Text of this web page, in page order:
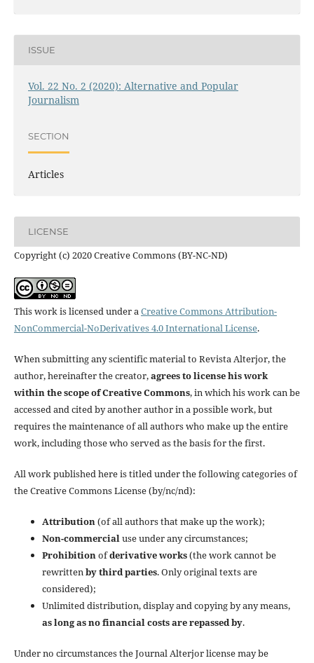
ISSUE
Vol. 22 No. 2 (2020): Alternative and Popular
Journalism
SECTION
Articles
LICENSE
Copyright (c) 2020 Creative Commons (BY-NC-ND)
This work is licensed under aCreative Commons Attribution-
NonCommercial-NoDerivatives 4.0 International License.
When submitting any scientific material to Revista Alterjor, the
author, hereinafter the creator,agrees to license his work
within the scope of Creative Commons, in which his work can be
accessed and cited by another author in a possible work, but
requires the maintenance of all authors who make up the entire
work, including those who served as the basis for the first.
All work published here is titled under the following categories of
the Creative Commons License (by/nc/nd):
Attribution(of all authors that make up the work);
Non-commercialuse under any circumstances;
Prohibitionofderivative works(the work cannot be
rewrittenby third parties. Only original texts are
considered);
Unlimited distribution, display and copying by any means,
as long as no financial costs are repassed by.
Under no circumstances the Journal Alterjor license may be